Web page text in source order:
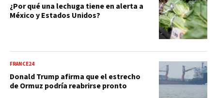
¿Por qué una lechuga tiene en alerta a
México y Estados Unidos?
FRANCE24
Donald Trump afirma que el estrecho
de Ormuz podría reabrirse pronto